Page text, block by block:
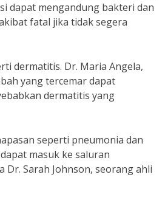
dapat mengandung bakteri dan
fatal jika tidak segera
dermatitis. Dr. Maria Angela,
yang tercemar dapat
dermatitis yang
seperti pneumonia dan
masuk ke saluran
Sarah Johnson, seorang ahli